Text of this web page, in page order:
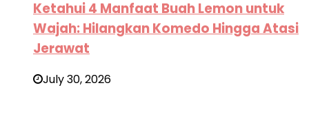
Ketahui 4 Manfaat Buah Lemon untuk
Wajah: Hilangkan Komedo Hingga Atasi
Jerawat
July 30, 2026